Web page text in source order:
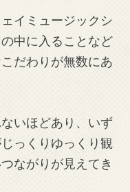
イミュージックシ
中に入ることなど
だわりが無数にあ
いほどあり、いず
っくりゆっくり観
ながりが見えてき